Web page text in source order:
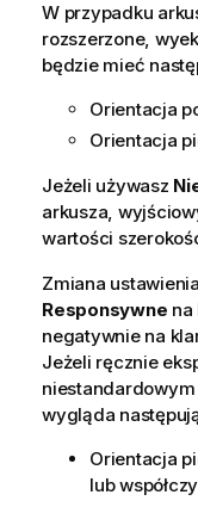
W przypadku
rozszerzone,
będzie mieć
Orientacja
Orientacja
Jeżeli używasz
arkusza,
wartości
Zmiana ustawienia
Responsywne na
negatywnie na
Jeżeli ręcznie
niestandardowym
wygląda
Orientacja
lub